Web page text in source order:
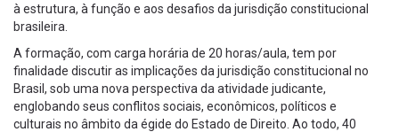
à estrutura, à função e aos desafios da jurisdição constitucional
brasileira.
A formação, com carga horária de 20 horas/aula, tem por
finalidade discutir as implicações da jurisdição constitucional no
Brasil, sob uma nova perspectiva da atividade judicante,
englobando seus conflitos sociais, econômicos, políticos e
culturais no âmbito da égide do Estado de Direito. Ao todo, 40